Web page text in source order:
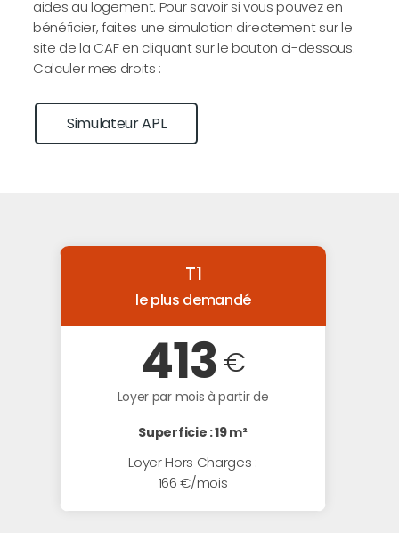
aides au logement. Pour savoir si vous pouvez en
bénéficier, faites une simulation directement sur le
site de la CAF en cliquant sur le bouton ci-dessous.
Calculer mes droits :
Simulateur APL
T1
le plus demandé
413 €
Loyer par mois à partir de
Superficie : 19 m²
Loyer Hors Charges :
166 €/mois